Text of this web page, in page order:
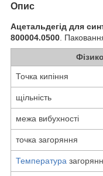
Опис
Ацетальдегід для
800004.0500 .
Точка кипіння
щільність
межа вибухності
точка загоряння
Температура